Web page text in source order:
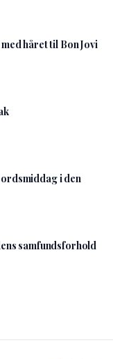
håret til Bon Jovi
i den
samfundsforhold